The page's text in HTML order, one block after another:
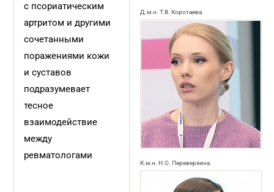
Д.м.н. Т.В. Коротаева
К.м.н. Н.О. Переверзина
с псориатическим
артритом и другими
сочетанными
поражениями кожи
и суставов
подразумевает
тесное
взаимодействие
между
ревматологами